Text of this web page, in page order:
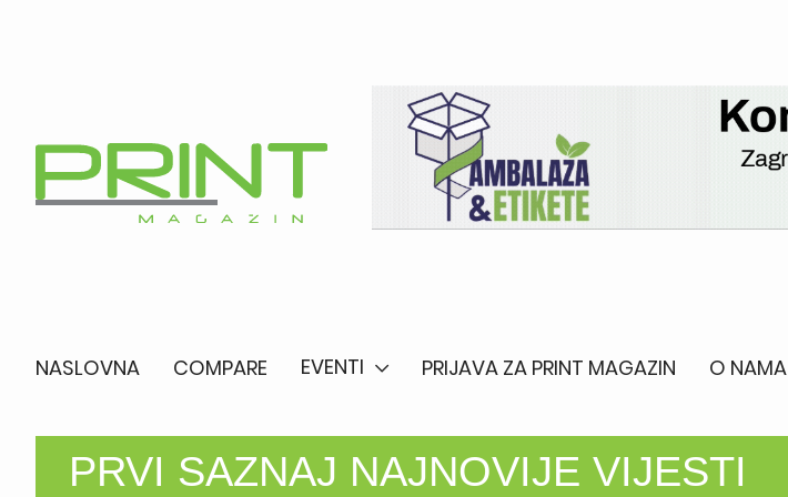
NASLOVNA COMPARE EVENTI PRIJAVA ZA PRINT MAGAZIN O NAMA
PRVI SAZNAJ NAJNOVIJE VIJESTI